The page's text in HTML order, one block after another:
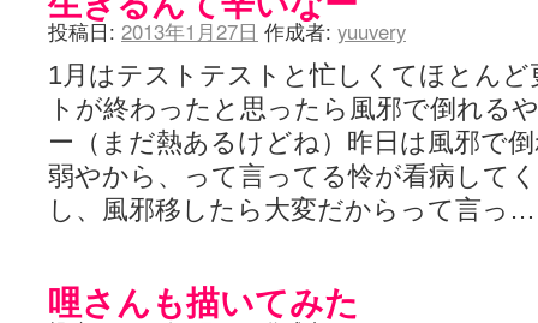
投稿日: 2013年1月27日 作成者: yuuvery
1月はテストテストと忙しくてほとん
トが終わったと思ったら風邪で倒れる
ー（まだ熱あるけどね）昨日は風邪で
弱やから、って言ってる怜が看病して
し、風邪移したら大変だからって言っ
哩さんも描いてみた